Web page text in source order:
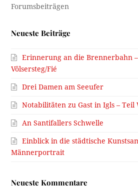
Neueste Beiträge
Erinnerung an die Brennerbahn
Völsersteg/Fié
Drei Damen am Seeufer
Notabilitäten zu Gast in Igls – Teil
An Santifallers Schwelle
Einblick in die städtische
Männerportrait
Neueste Kommentare